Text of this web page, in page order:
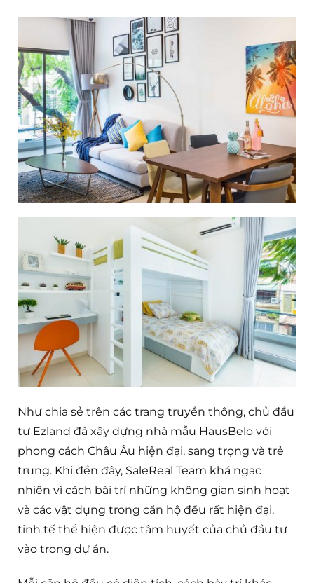
Như chia sẻ trên các trang truyền thông, chủ đầu
tư Ezland đã xây dựng nhà mẫu HausBelo với
phong cách Châu Âu hiện đại, sang trọng và trẻ
trung. Khi đền đây, SaleReal Team khá ngạc
nhiên vì cách bài trí những không gian sinh hoạt
và các vật dụng trong căn hộ đều rất hiện đại,
tinh tế thể hiện được tâm huyết của chủ đầu tư
vào trong dự án.